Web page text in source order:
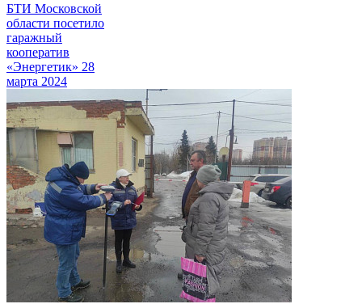
БТИ Московской
области посетило
гаражный
кооператив
«Энергетик» 28
марта 2024